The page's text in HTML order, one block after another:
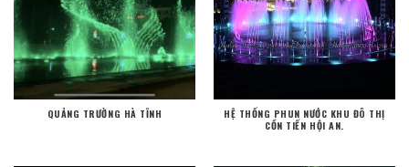
QUẢNG TRƯỜNG HÀ TĨNH
HỆ THỐNG PHUN NƯỚC KHU ĐÔ THỊ
CỒN TIẾN HỘI AN.